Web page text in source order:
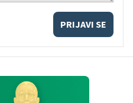
PRIJAVI SE